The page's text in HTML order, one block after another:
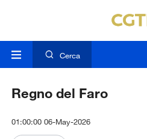
Cerca
Regno del Faro
01:00:00 06-May-2026